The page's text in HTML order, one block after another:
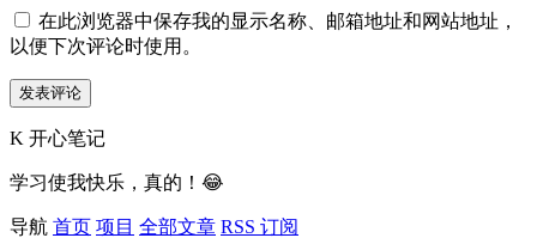
在此浏览器中保存我的显示名称、邮箱地址和网站地址，
以便下次评论时使用。
K 开心笔记
学习使我快乐，真的！😂
导航 首页 项目 全部文章 RSS 订阅